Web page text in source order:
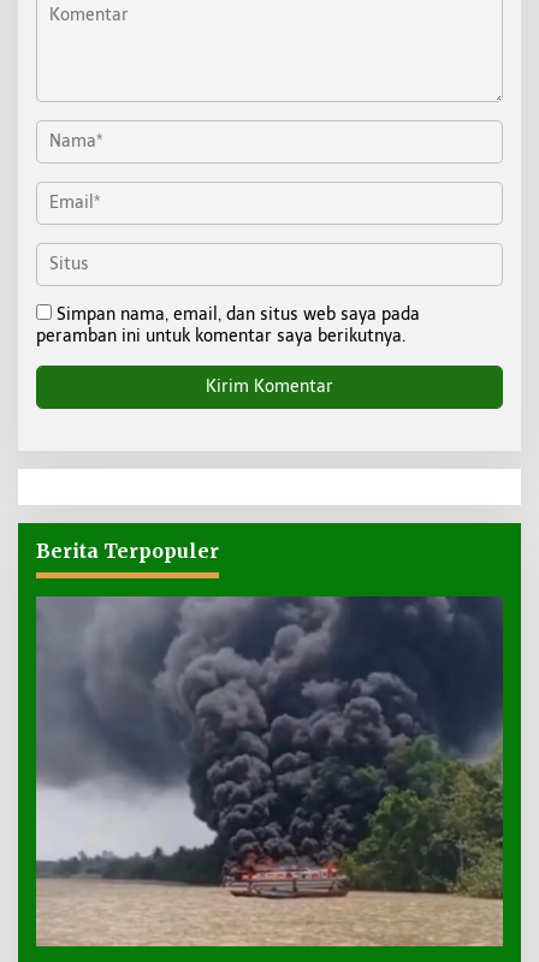
Simpan nama, email, dan situs web saya pada
peramban ini untuk komentar saya berikutnya.
Berita Terpopuler